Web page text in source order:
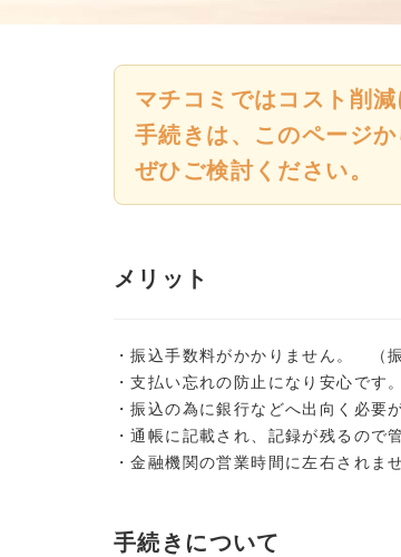
マチコミではコスト削
手続きは、このページ
ぜひご検討ください。
メリット
・振込手数料がかかりません。 （
・支払い忘れの防止になり安心です。
・振込の為に銀行などへ出向く必要
・通帳に記載され、記録が残るので
・金融機関の営業時間に左右されま
手続きについて